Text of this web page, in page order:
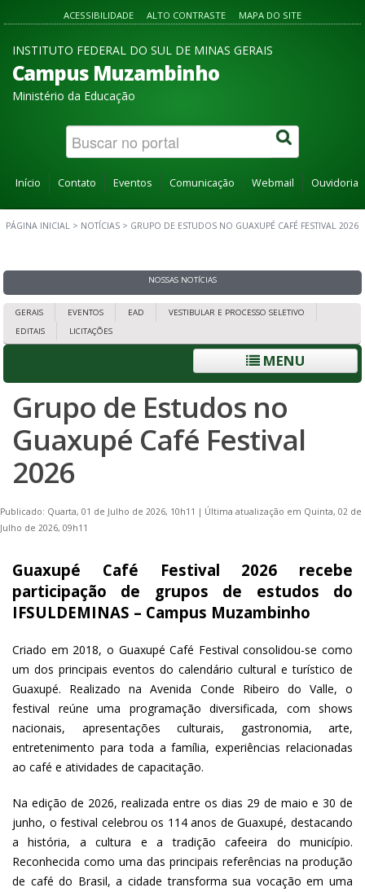
ACESSIBILIDADE ALTO CONTRASTE MAPA DO SITE
INSTITUTO FEDERAL DO SUL DE MINAS GERAIS
Campus Muzambinho
Ministério da Educação
Início Contato Eventos Comunicação Webmail Ouvidoria
PÁGINA INICIAL > NOTÍCIAS > GRUPO DE ESTUDOS NO GUAXUPÉ CAFÉ FESTIVAL 2026
NOSSAS NOTÍCIAS
GERAIS EVENTOS EAD
VESTIBULAR E PROCESSO SELETIVO
EDITAIS
LICITAÇÕES
MENU
Grupo de Estudos no
Guaxupé Café Festival
2026
Publicado: Quarta, 01 de Julho de 2026, 10h11 | Última atualização em Quinta, 02 de
Julho de 2026, 09h11
Guaxupé Café Festival 2026 recebe
participação de grupos de estudos do
IFSULDEMINAS – Campus Muzambinho
Criado em 2018, o Guaxupé Café Festival consolidou-se como
um dos principais eventos do calendário cultural e turístico de
Guaxupé. Realizado na Avenida Conde Ribeiro do Valle, o
festival reúne uma programação diversificada, com shows
nacionais, apresentações culturais, gastronomia, arte,
entretenimento para toda a família, experiências relacionadas
ao café e atividades de capacitação.
Na edição de 2026, realizada entre os dias 29 de maio e 30 de
junho, o festival celebrou os 114 anos de Guaxupé, destacando
a história, a cultura e a tradição cafeeira do município.
Reconhecida como uma das principais referências na produção
de café do Brasil, a cidade transforma sua vocação em uma